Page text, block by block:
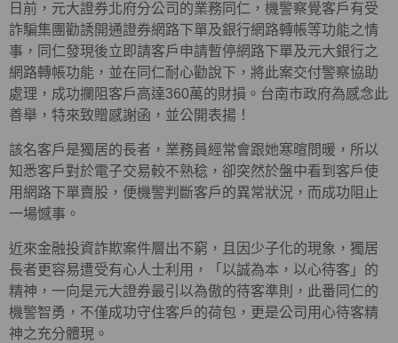
日前，元大證券北府分公司的業務同仁，機警察覺客戶有受
詐騙集團勸誘開通證券網路下單及銀行網路轉帳等功能之情
事，同仁發現後立即請客戶申請暫停網路下單及元大銀行之
網路轉帳功能，並在同仁耐心勸說下，將此案交付警察協助
處理，成功攔阻客戶高達360萬的財損。台南市政府為感念此
善舉，特來致贈感謝函，並公開表揚！
該名客戶是獨居的長者，業務員經常會跟她寒暄問暖，所以
知悉客戶對於電子交易較不熟稔，卻突然於盤中看到客戶使
用網路下單賣股，便機警判斷客戶的異常狀況，而成功阻止
一場憾事。
近來金融投資詐欺案件層出不窮，且因少子化的現象，獨居
長者更容易遭受有心人士利用，「以誠為本，以心待客」的
精神，一向是元大證券最引以為傲的待客準則，此番同仁的
機警智勇，不僅成功守住客戶的荷包，更是公司用心待客精
神之充分體現。